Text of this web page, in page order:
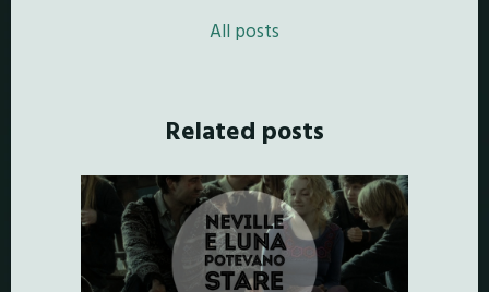
All posts
Related posts